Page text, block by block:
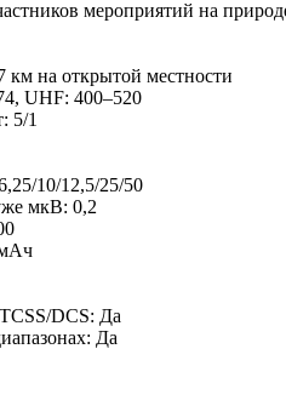
мероприятий на
км на открытой местности
UHF: 400–520
5/1
10/12,5/25/50
мкВ: 0,2
DCS: Да
Да